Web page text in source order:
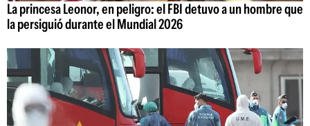
La princesa Leonor, en peligro: el FBI detuvo a un hombre que
la persiguió durante el Mundial 2026